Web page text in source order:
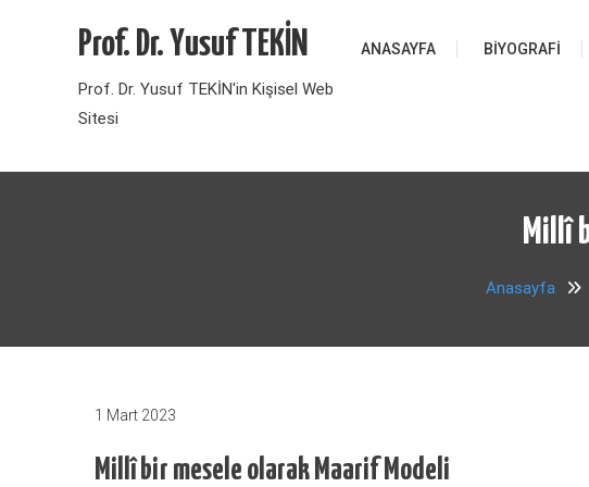
Prof. Dr. Yusuf TEKİN
Prof. Dr. Yusuf TEKİN'in Kişisel Web
Sitesi
ANASAYFA BIYOGRAFI
Millî
Anasayfa
1 Mart 2023
Millî bir mesele olarak Maarif Modeli